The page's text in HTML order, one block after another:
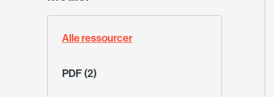
Alle ressourcer
PDF (2)